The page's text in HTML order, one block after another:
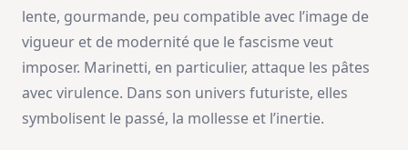
lente, gourmande, peu compatible avec l’image de
vigueur et de modernité que le fascisme veut
imposer. Marinetti, en particulier, attaque les pâtes
avec virulence. Dans son univers futuriste, elles
symbolisent le passé, la mollesse et l’inertie.